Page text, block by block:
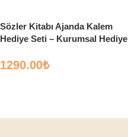
Sözler Kitabı Ajanda Kalem
Hediye Seti – Kurumsal Hediye
1290.00₺